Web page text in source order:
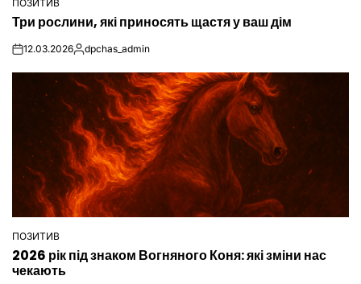
ОПУБЛІКУВАТИ
ПОЗИТИВ
Три рослини, які приносять щастя у ваш дім
on12.03.2026Опубліковано
dpchas_admin
ОПУБЛІКУВАТИ
У
ПОЗИТИВ
2026 рік під знаком Вогняного Коня: які зміни нас
чекають